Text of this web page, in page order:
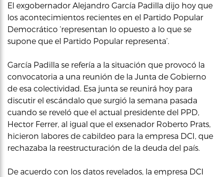
El exgobernador Alejandro García Padilla dijo hoy que
los acontecimientos recientes en el Partido Popular
Democrático ‘representan lo opuesto a lo que se
supone que el Partido Popular representa’.
García Padilla se refería a la situación que provocó la
convocatoria a una reunión de la Junta de Gobierno
de esa colectividad. Esa junta se reunirá hoy para
discutir el escándalo que surgió la semana pasada
cuando se reveló que el actual presidente del PPD,
Hector Ferrer, al igual que el exsenador Roberto Prats,
hicieron labores de cabildeo para la empresa DCI, que
rechazaba la reestructuración de la deuda del país.
De acuerdo con los datos revelados, la empresa DCI